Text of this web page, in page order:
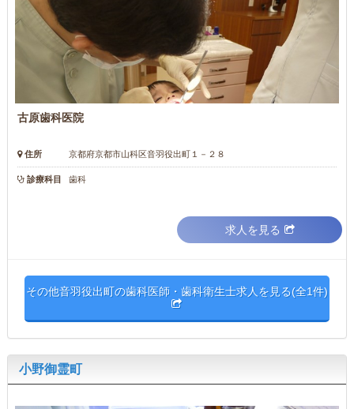
古原歯科医院
住所 京都府京都市山科区音羽役出町１－２８
診療科目 歯科
求人を見る
その他音羽役出町の歯科医師・歯科衛生士求人を見る(全1件)
小野御霊町